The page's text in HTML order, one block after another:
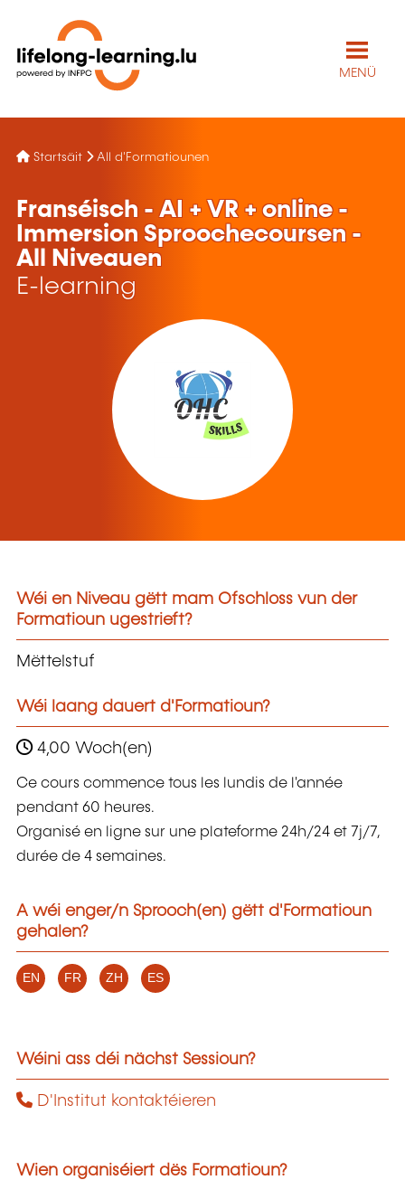
MENÜ
Startsäit All d'Formatiounen
Franséisch - AI + VR + online -
Immersion Sproochecoursen -
All Niveauen
E-learning
Wéi en Niveau gëtt mam Ofschloss vun der
Formatioun ugestrieft?
Mëttelstuf
Wéi laang dauert d'Formatioun?
4,00 Woch(en)
Ce cours commence tous les lundis de l'année
pendant 60 heures.
Organisé en ligne sur une plateforme 24h/24 et 7j/7,
durée de 4 semaines.
A wéi enger/n Sprooch(en) gëtt d'Formatioun
gehalen?
EN FR ZH ES
Wéini ass déi nächst Sessioun?
D'Institut kontaktéieren
Wien organiséiert dës Formatioun?